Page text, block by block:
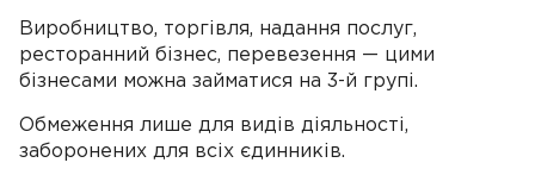
Виробництво, торгівля, надання послуг,
ресторанний бізнес, перевезення — цими
бізнесами можна займатися на 3-й групі.
Обмеження лише для видів діяльності,
заборонених для всіх єдинників.